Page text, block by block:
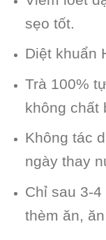
sẹo tốt.
Diệt khuẩn
Trà 100%
không chất
Không tác
ngày thay
Chỉ sau 3-
thèm ăn,